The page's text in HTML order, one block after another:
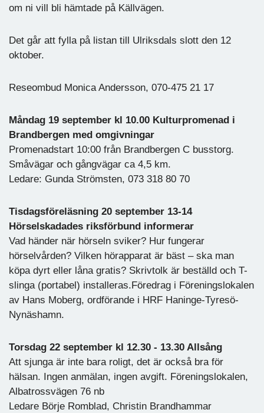
om ni vill bli hämtade på Källvägen.
Det går att fylla på listan till Ulriksdals slott den 12
oktober.
Reseombud Monica Andersson, 070-475 21 17
Måndag 19 september kl 10.00 Kulturpromenad i
Brandbergen med omgivningar
Promenadstart 10:00 från Brandbergen C busstorg.
Småvägar och gångvägar ca 4,5 km.
Ledare: Gunda Strömsten, 073 318 80 70
Tisdagsföreläsning 20 september 13-14
Hörselskadades riksförbund informerar
Vad händer när hörseln sviker? Hur fungerar
hörselvården? Vilken hörapparat är bäst – ska man
köpa dyrt eller låna gratis? Skrivtolk är beställd och T-
slinga (portabel) installeras.Föredrag i Föreningslokalen
av Hans Moberg, ordförande i HRF Haninge-Tyresö-
Nynäshamn.
Torsdag 22 september kl 12.30 - 13.30 Allsång
Att sjunga är inte bara roligt, det är också bra för
hälsan. Ingen anmälan, ingen avgift. Föreningslokalen,
Albatrossvägen 76 nb
Ledare Börje Romblad, Christin Brandhammar